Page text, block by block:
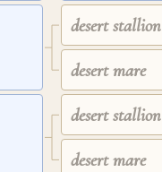
desert stallion
desert mare
desert stallion
desert mare